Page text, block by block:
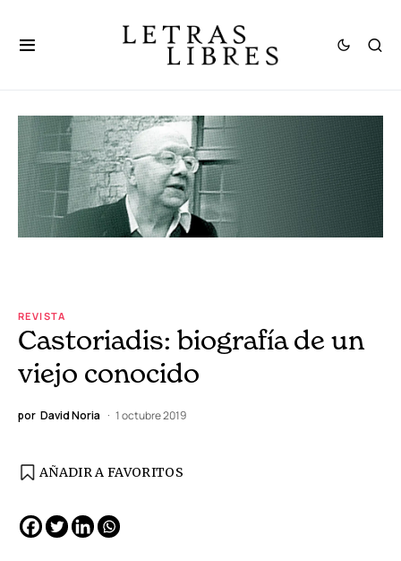
REVISTA
Castoriadis: biografía de un
viejo conocido
por David Noria 1 octubre 2019
AÑADIR A FAVORITOS